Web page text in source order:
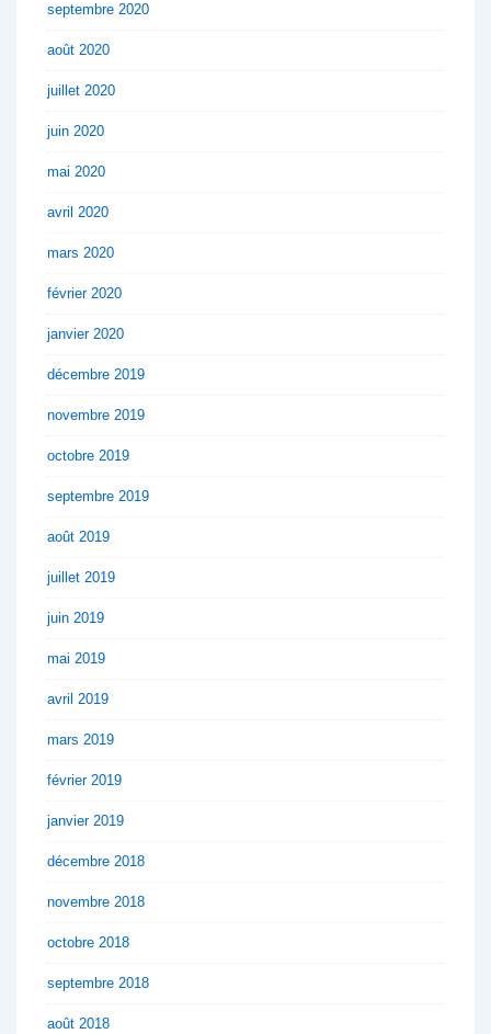
septembre 2020
août 2020
juillet 2020
juin 2020
mai 2020
avril 2020
mars 2020
février 2020
janvier 2020
décembre 2019
novembre 2019
octobre 2019
septembre 2019
août 2019
juillet 2019
juin 2019
mai 2019
avril 2019
mars 2019
février 2019
janvier 2019
décembre 2018
novembre 2018
octobre 2018
septembre 2018
août 2018